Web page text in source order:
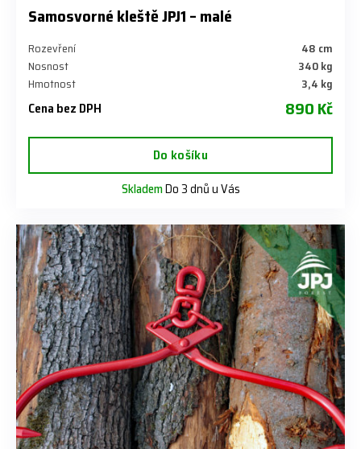
Samosvorné kleště JPJ1 – malé
Rozevření
48 cm
Nosnost
340 kg
Hmotnost
3,4 kg
Cena bez DPH 890 Kč
Do košíku
SklademDo 3 dnů u Vás